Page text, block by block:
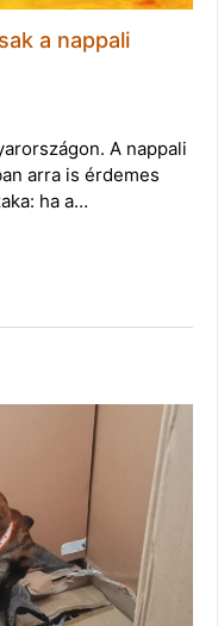
a nappali
A nappali
arra is érdemes
ha a…